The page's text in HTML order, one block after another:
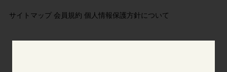
サイトマップ 会員規約 個人情報保護方針について